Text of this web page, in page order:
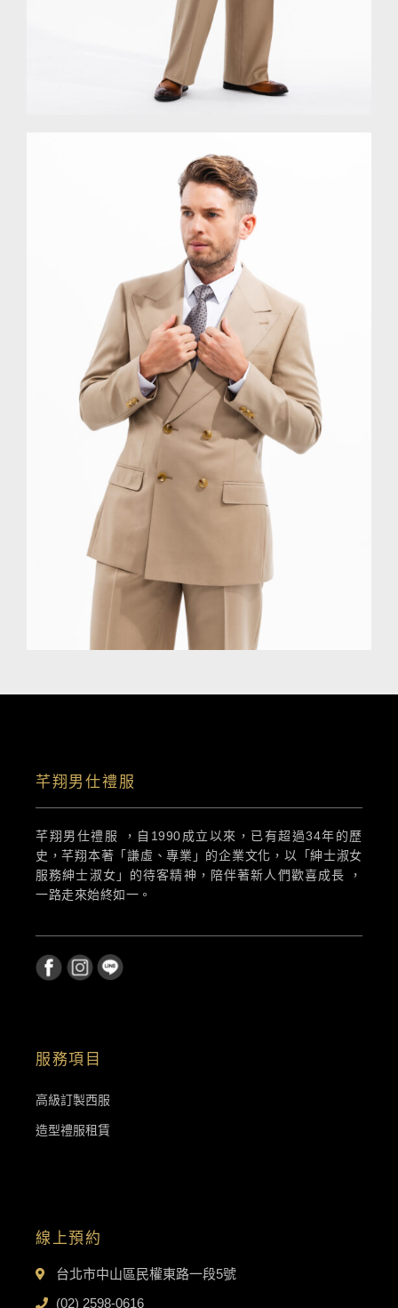
芊翔男仕禮服
芊翔男仕禮服 ，自1990成立以來，已有超過34年的歷
史，芊翔本著「謙虛、專業」的企業文化，以「紳士淑女
服務紳士淑女」的待客精神，陪伴著新人們歡喜成長 ，
一路走來始終如一。
服務項目
高級訂製西服
造型禮服租賃
線上預約
台北市中山區民權東路一段5號
(02) 2598-0616